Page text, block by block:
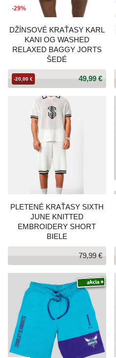
-29%
DŽÍNSOVÉ KRAŤASY KARL
KANI OG WASHED
RELAXED BAGGY JORTS
ŠEDÉ
49,99 €
-20,00 €
PLETENÉ KRAŤASY SIXTH
JUNE KNITTED
EMBROIDERY SHORT
BIELE
79,99 €